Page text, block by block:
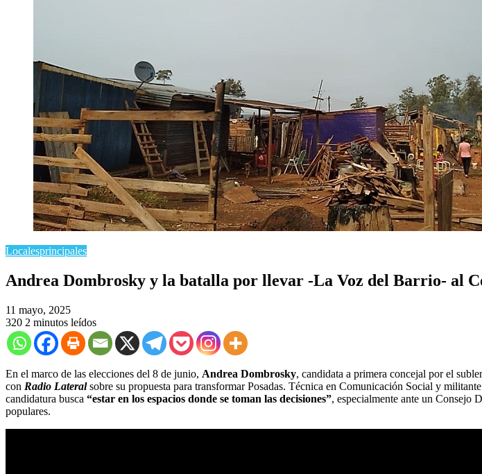
Localesprincipales
Andrea Dombrosky y la batalla por llevar -La Voz del Barrio- al
11 mayo, 2025
320 2 minutos leídos
En el marco de las elecciones del 8 de junio, Andrea Dombrosky, candidata a primera concejal por el
con Radio Lateral sobre su propuesta para transformar Posadas. Técnica en Comunicación Social y
candidatura busca “estar en los espacios donde se toman las decisiones”, especialmente ante un Consejo
populares.